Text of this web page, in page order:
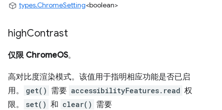
types.ChromeSetting<boolean>
highContrast
仅限 ChromeOS。
高对比度渲染模式。该值用于指明相应功能是否已启
用。
get() 需要 accessibilityFeatures.read 权
限。
set() 和 clear() 需要